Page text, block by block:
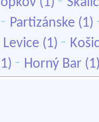
- Partizánske (1)
Levice (1) -
- Horný Bar